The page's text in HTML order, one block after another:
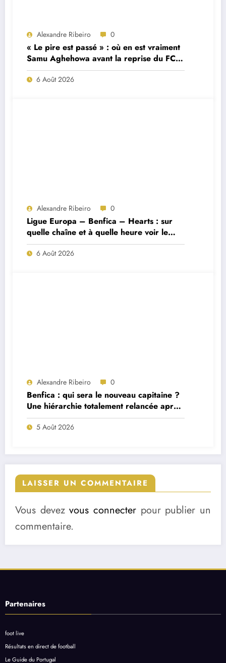
Alexandre Ribeiro 0
« Le pire est passé » : où en est vraiment
Samu Aghehowa avant la reprise du FC
Porto ?
6 Août 2026
Alexandre Ribeiro 0
Ligue Europa – Benfica – Hearts : sur
quelle chaîne et à quelle heure voir le
match ?
6 Août 2026
Alexandre Ribeiro 0
Benfica : qui sera le nouveau capitaine ?
Une hiérarchie totalement relancée après
deux départs majeurs
5 Août 2026
LAISSER UN COMMENTAIRE
Vous devezvous connecter pour publier un
commentaire.
Partenaires
foot live
Résultats en direct de football
Le Guide du Portugal